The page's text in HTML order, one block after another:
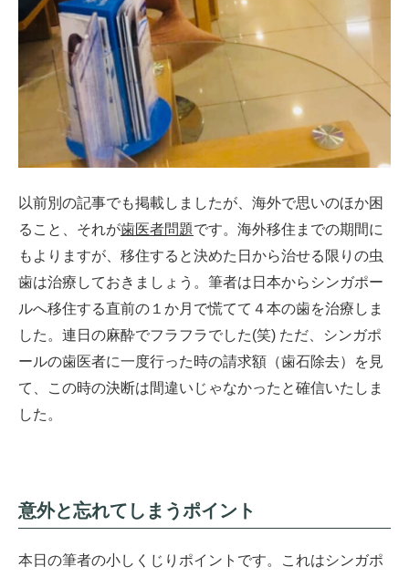
以前別の記事でも掲載しましたが、海外で思いのほか困
ること、それが歯医者問題です。海外移住までの期間に
もよりますが、移住すると決めた日から治せる限りの虫
歯は治療しておきましょう。筆者は日本からシンガポー
ルへ移住する直前の１か月で慌てて４本の歯を治療しま
した。連日の麻酔でフラフラでした(笑) ただ、シンガポ
ールの歯医者に一度行った時の請求額（歯石除去）を見
て、この時の決断は間違いじゃなかったと確信いたしま
した。
意外と忘れてしまうポイント
本日の筆者の小しくじりポイントです。これはシンガポ